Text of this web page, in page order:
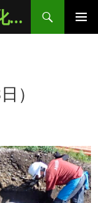
公益財団法人山形県埋蔵文化財センター
）